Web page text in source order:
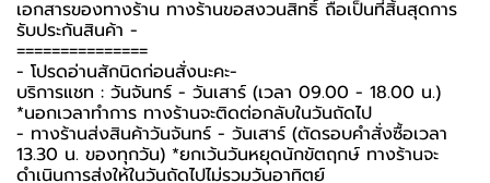
เอกสารของทางร้าน ทางร้านขอสงวนสิทธิ์ ถือเป็นที่สิ้นสุดการ
รับประกันสินค้า -️
===============
-️ โปรดอ่านสักนิดก่อนสั่งนะคะ-️
บริการแชท : วันจันทร์ - วันเสาร์ (เวลา 09.00 - 18.00 น.)
*นอกเวลาทำการ ทางร้านจะติดต่อกลับในวันถัดไป
- ทางร้านส่งสินค้าวันจันทร์ - วันเสาร์ (ตัดรอบคำสั่งซื้อเวลา
13.30 น. ของทุกวัน) *ยกเว้นวันหยุดนักขัตฤกษ์ ทางร้านจะ
ดำเนินการส่งให้ในวันถัดไปไม่รวมวันอาทิตย์